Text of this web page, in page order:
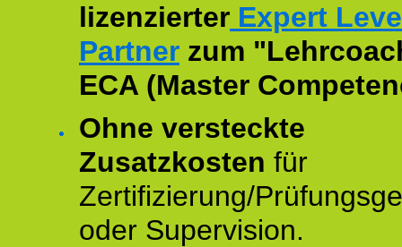
lizenzierter Expert
Partner zum
ECA (Master
Ohne versteckte
Zusatzkosten für
Zertifizierung/
oder Supervision.